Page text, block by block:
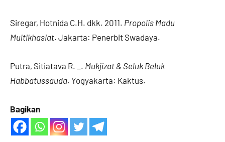
Siregar, Hotnida C.H. dkk. 2011. Propolis Madu
Multikhasiat. Jakarta: Penerbit Swadaya.
Putra, Sitiatava R. _. Mukjizat & Seluk Beluk
Habbatussauda. Yogyakarta: Kaktus.
Bagikan